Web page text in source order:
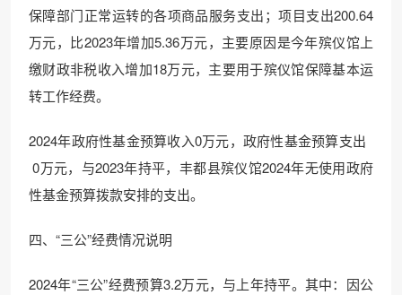
保障部门正常运转的各项商品服务支出；项目支出200.64
万元，比2023年增加5.36万元，主要原因是今年殡仪馆上
缴财政非税收入增加18万元，主要用于殡仪馆保障基本运
转工作经费。
2024年政府性基金预算收入0万元，政府性基金预算支出
0万元，与2023年持平，丰都县殡仪馆2024年无使用政府
性基金预算拨款安排的支出。
四、“三公”经费情况说明
2024年“三公”经费预算3.2万元，与上年持平。其中：因公